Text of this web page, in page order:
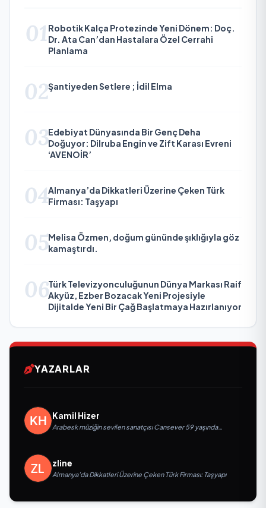
01 Robotik Kalça Protezinde Yeni Dönem: Doç.
Dr. Ata Can’dan Hastalara Özel Cerrahi
Planlama
02Şantiyeden Setlere ; İdil Elma
03Edebiyat Dünyasında Bir Genç Deha
Doğuyor: Dilruba Engin ve Zift Karası Evreni
‘AVENOİR’
04Almanya’da Dikkatleri Üzerine Çeken Türk
Firması: Taşyapı
05Melisa Özmen, doğum gününde şıklığıyla göz
kamaştırdı.
06Türk Televizyonculuğunun Dünya Markası Raif
Akyüz, Ezber Bozacak Yeni Projesiyle
Dijitalde Yeni Bir Çağ Başlatmaya Hazırlanıyor
YAZARLAR
Kamil Hizer
Arabesk müziğin sevilen sanatçısı Cansever 59 yaşında
zline
Almanya’da Dikkatleri Üzerine Çeken Türk Firması: Taşyapı